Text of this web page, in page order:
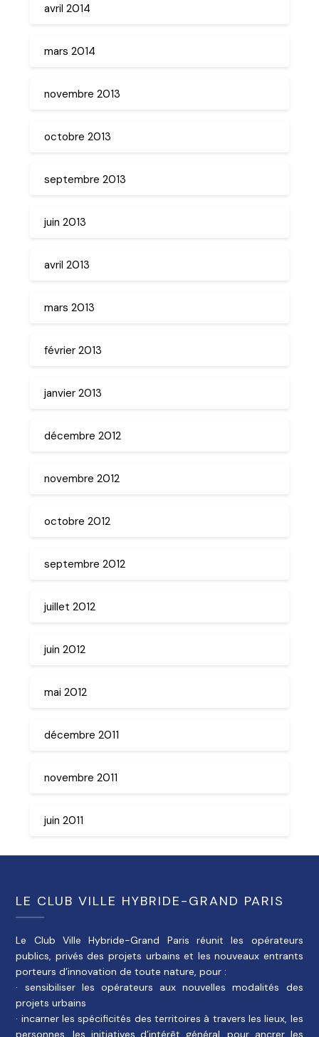
avril 2014
mars 2014
novembre 2013
octobre 2013
septembre 2013
juin 2013
avril 2013
mars 2013
février 2013
janvier 2013
décembre 2012
novembre 2012
octobre 2012
septembre 2012
juillet 2012
juin 2012
mai 2012
décembre 2011
novembre 2011
juin 2011
LE CLUB VILLE HYBRIDE-GRAND PARIS
Le Club Ville Hybride-Grand Paris réunit les opérateurs
publics, privés des projets urbains et les nouveaux entrants
porteurs d’innovation de toute nature, pour :
· sensibiliser les opérateurs aux nouvelles modalités des
projets urbains
· incarner les spécificités des territoires à travers les lieux, les
personnes, les initiatives d’intérêt général, pour ancrer les